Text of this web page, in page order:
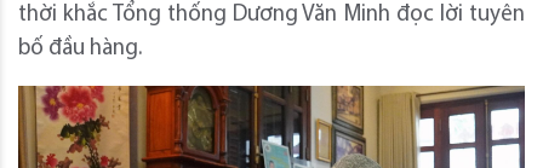
thời khắc Tổng thống Dương Văn Minh đọc lời tuyên
bố đầu hàng.